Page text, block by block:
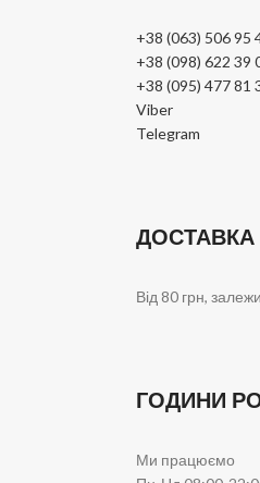
+38 (063) 506 95
+38 (098) 622 39
+38 (095) 477 81
Viber
Telegram
ДОСТАВКА
Від 80 грн,
ГОДИНИ
Ми працюємо